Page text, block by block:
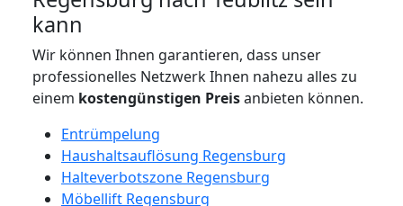
kann
Wir können Ihnen garantieren, dass unser
professionelles Netzwerk Ihnen nahezu alles zu
einem kostengünstigen Preisanbieten können.
Entrümpelung
Haushaltsauflösung Regensburg
Halteverbotszone Regensburg
Möbellift Regensburg